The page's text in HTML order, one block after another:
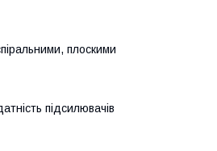
плоскими
підсилювачів